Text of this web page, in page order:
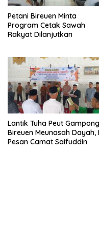
Petani Bireuen Minta
Program Cetak Sawah
Rakyat Dilanjutkan
Lantik Tuha Peut Gampong
Bireuen Meunasah Dayah,